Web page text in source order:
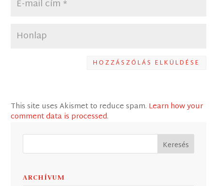
HOZZÁSZÓLÁS ELKÜLDÉSE
This site uses Akismet to reduce spam. Learn how your
comment data is processed.
ARCHÍVUM